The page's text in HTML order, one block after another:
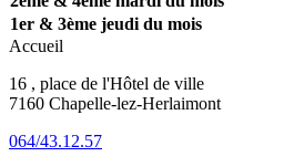
1er & 3ème jeudi du mois
Accueil
16 , place de l'Hôtel de ville
7160 Chapelle-lez-Herlaimont
064/43.12.57